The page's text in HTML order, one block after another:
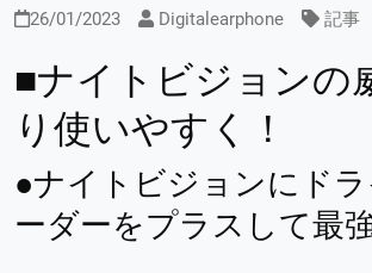
26/01/2023 Digitalearphone 記事
■ナイトビジョンの
り使いやすく！
●ナイトビジョンにド
ーダーをプラスして最